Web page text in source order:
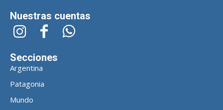
Nuestras cuentas
Secciones
Argentina
Patagonia
Mundo